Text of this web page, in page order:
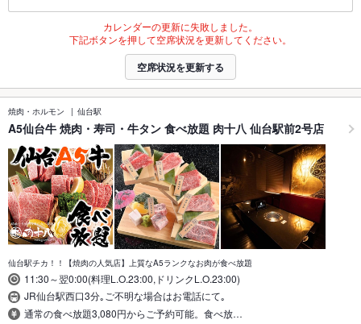
カレンダーの更新に失敗しました。
下記ボタンを押して空席状況を更新してください。
空席状況を更新する
焼肉・ホルモン 仙台駅
A5仙台牛 焼肉・寿司・牛タン 食べ放題 肉十八 仙台駅前2号店
仙台駅チカ！！【焼肉の人気店】上質なA5ランクなお肉が食べ放題
11:30～翌0:00(料理L.O.23:00,ドリンクL.O.23:00)
JR仙台駅西口3分｡ご不明な場合はお電話にて｡
通常の食べ放題3,080円からご予約可能。食べ放…